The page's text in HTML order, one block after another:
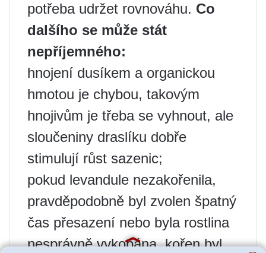
potřeba udržet rovnováhu. Co
dalšího se může stát
nepříjemného:
hnojení dusíkem a organickou
hmotou je chybou, takovým
hnojivům je třeba se vyhnout, ale
sloučeniny draslíku dobře
stimulují růst sazenic;
pokud levandule nezakořenila,
pravděpodobně byl zvolen špatný
čas přesazení nebo byla rostlina
nesprávně vykopána, kořen byl